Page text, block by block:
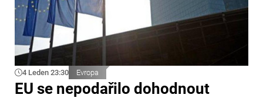
4 Leden 23:30 Evropa
EU se nepodařilo dohodnout